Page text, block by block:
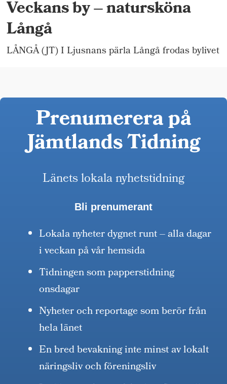
Veckans by – natursköna
Långå
LÅNGÅ (JT) I Ljusnans pärla Långå frodas bylivet
Prenumerera på
Jämtlands Tidning
Länets lokala nyhetstidning
Bli prenumerant
Lokala nyheter dygnet runt – alla dagar
i veckan på vår hemsida
Tidningen som papperstidning
onsdagar
Nyheter och reportage som berör från
hela länet
En bred bevakning inte minst av lokalt
näringsliv och föreningsliv